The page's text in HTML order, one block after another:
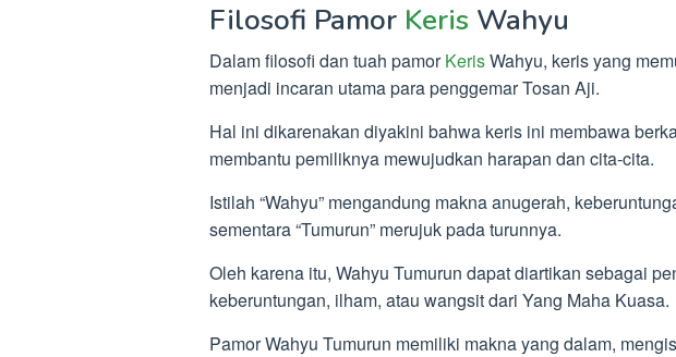
Filosofi Pamor Keris Wahyu
Dalam filosofi dan tuah pamorKerisWahyu, keris yang
menjadi incaran utama para penggemar Tosan Aji.
Hal ini dikarenakan diyakini bahwa keris ini membawa
membantu pemiliknya mewujudkan harapan dan cita-cita.
Istilah “Wahyu” mengandung makna anugerah,
sementara “Tumurun” merujuk pada turunnya.
Oleh karena itu, Wahyu Tumurun dapat diartikan sebagai
keberuntungan, ilham, atau wangsit dari Yang Maha Kuasa.
Pamor Wahyu Tumurun memiliki makna yang dalam,